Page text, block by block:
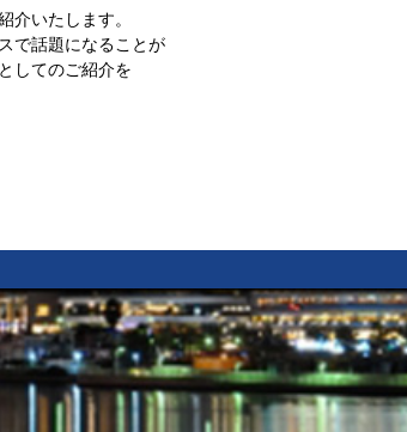
介いたします。
で話題になることが
してのご紹介を